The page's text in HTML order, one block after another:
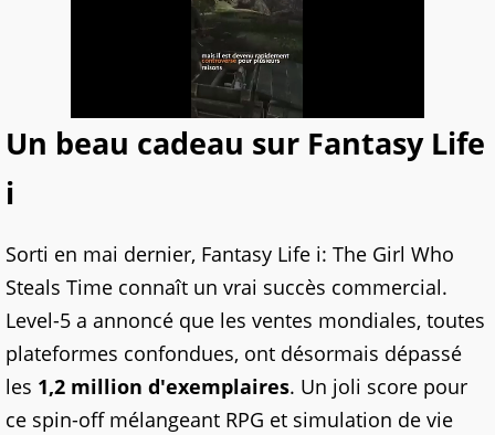
Un beau cadeau sur Fantasy Life
i
Sorti en mai dernier, Fantasy Life i: The Girl Who
Steals Time connaît un vrai succès commercial.
Level-5 a annoncé que les ventes mondiales, toutes
plateformes confondues, ont désormais dépassé
les 1,2 million d'exemplaires. Un joli score pour
ce spin-off mélangeant RPG et simulation de vie